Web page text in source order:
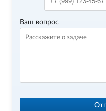
Ваш вопрос